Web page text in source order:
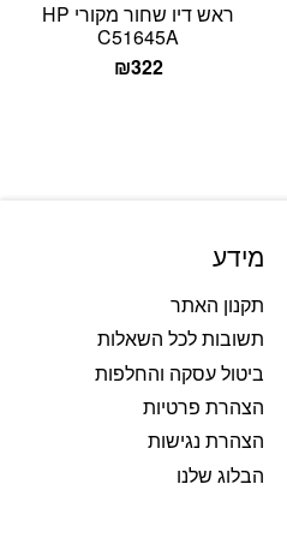
ראש דיו שחור מקורי HP
C51645A
₪322
מידע
תקנון האתר
תשובות לכל השאלות
ביטול עסקה והחלפות
הצהרת פרטיות
הצהרת נגישות
הבלוג שלנו